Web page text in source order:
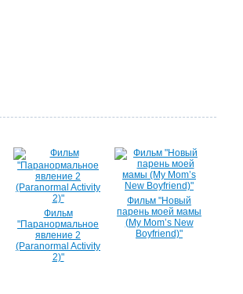
Фильм
"Паранормальное
явление 2
(Paranormal Activity
2)"
Фильм "Новый
парень моей мамы
(My Mom’s New
Boyfriend)"